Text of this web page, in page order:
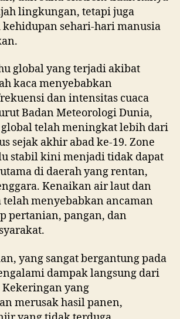
lingkungan, tetapi juga
sehari-hari manusia
global yang terjadi akibat
kaca menyebabkan
dan intensitas cuaca
Badan Meteorologi Dunia,
telah meningkat lebih dari
sejak akhir abad ke-19. Zone
stabil kini menjadi tidak dapat
di daerah yang rentan,
Kenaikan air laut dan
telah menyebabkan ancaman
pertanian, pangan, dan
yang sangat bergantung pada
dampak langsung dari
yang
merusak hasil panen,